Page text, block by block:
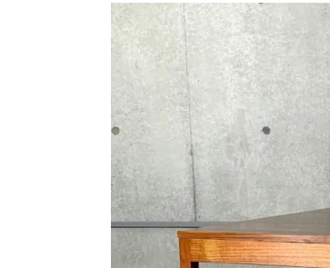
イームズアームシェル
イームズサイドシェル
イームズベース
ダイニングチェア
ラウンジチェア
ワークチェア
ベンチ&スツール
シートパッド&クッション
パーツ&リペア
ENTRYWAY